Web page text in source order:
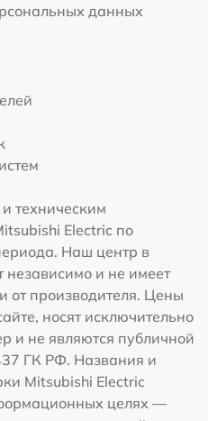
данных
техническим
Electric по
Наш центр в
независимо и не имеет
от производителя. Цены
носят исключительно
и не являются публичной
ГК РФ. Названия и
Mitsubishi Electric
целях —